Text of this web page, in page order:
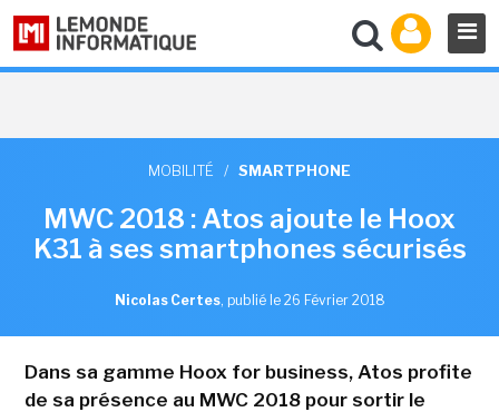
MOBILITÉ / SMARTPHONE
MWC 2018 : Atos ajoute le Hoox
K31 à ses smartphones sécurisés
Nicolas Certes, publié le 26 Février 2018
Dans sa gamme Hoox for business, Atos profite
de sa présence au MWC 2018 pour sortir le